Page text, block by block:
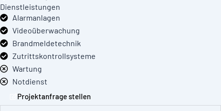
Dienstleistungen
Alarmanlagen
Videoüberwachung
Brandmeldetechnik
Zutrittskontrollsysteme
Wartung
Notdienst
Projektanfrage stellen